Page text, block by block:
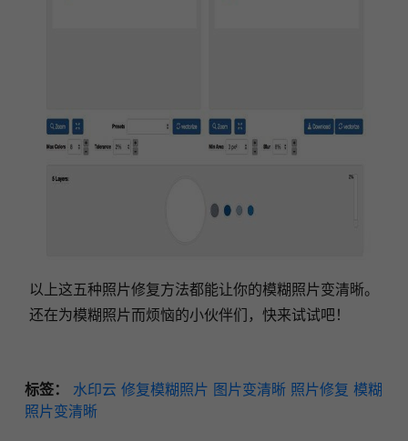
以上这五种照片修复方法都能让你的模糊照片变清晰。
还在为模糊照片而烦恼的小伙伴们，快来试试吧！
标签： 水印云 修复模糊照片 图片变清晰 照片修复 模糊
照片变清晰